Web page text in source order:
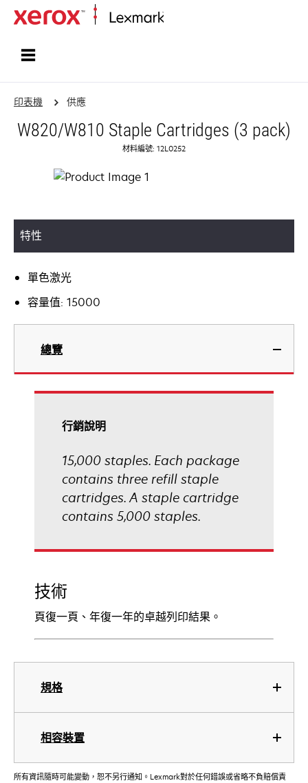
印表機 供應
W820/W810 Staple Cartridges (3 pack)
材料編號: 12L0252
特性
單色激光
容量值: 15000
總覽
規格
相容裝置
行銷說明
15,000 staples. Each package
contains three refill staple
cartridges. A staple cartridge
contains 5,000 staples.
技術
頁復一頁、年復一年的卓越列印結果。
所有資訊隨時可能變動，恕不另行通知。Lexmark對於任何錯誤或省略不負賠償責